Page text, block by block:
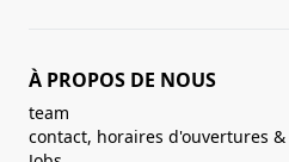
À PROPOS DE NOUS
team
contact, horaires d'ouvertures &